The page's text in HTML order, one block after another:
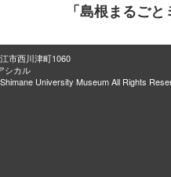
「島根まるご
市西川津町1060
シカル
University Museum All Rights